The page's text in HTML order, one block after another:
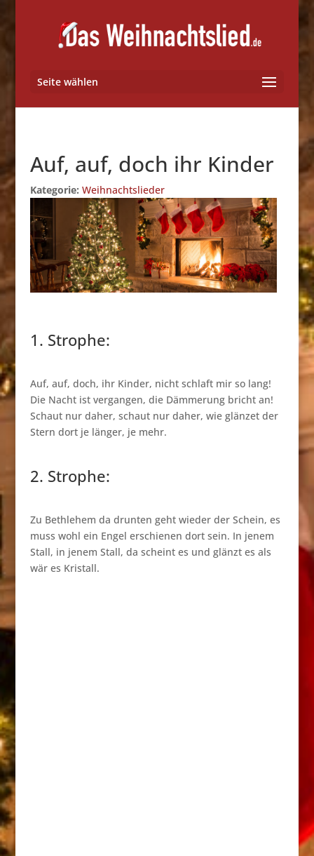
Seite wählen
Auf, auf, doch ihr Kinder
Kategorie: Weihnachtslieder
1. Strophe:
Auf, auf, doch, ihr Kinder, nicht schlaft mir so lang!
Die Nacht ist vergangen, die Dämmerung bricht an!
Schaut nur daher, schaut nur daher, wie glänzet der
Stern dort je länger, je mehr.
2. Strophe:
Zu Bethlehem da drunten geht wieder der Schein, es
muss wohl ein Engel erschienen dort sein. In jenem
Stall, in jenem Stall, da scheint es und glänzt es als
wär es Kristall.